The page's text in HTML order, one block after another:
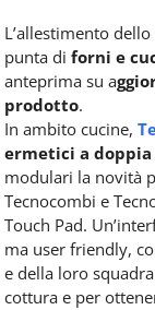
L’allestimento
punta di forni e
anteprima su a
prodotto.
In ambito cucine,
ermetici a doppia
modulari la novità
Tecnocombi e
Touch Pad.
ma user friendly,
e della loro
cottura e per